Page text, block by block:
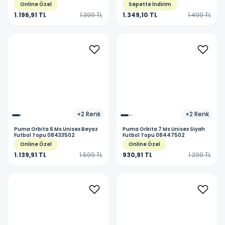
Online Özel
1.196,91 TL 1.399 TL
Sepette İndirim
1.349,10 TL 1.499 TL
+2 Renk
PumaOrbita 6 Ms Unisex Beyaz
Futbol Topu 08433502
Online Özel
1.139,91 TL 1.599 TL
+2 Renk
PumaOrbita 7 Ms Unisex Siyah
Futbol Topu 08447502
Online Özel
930,91 TL 1.299 TL